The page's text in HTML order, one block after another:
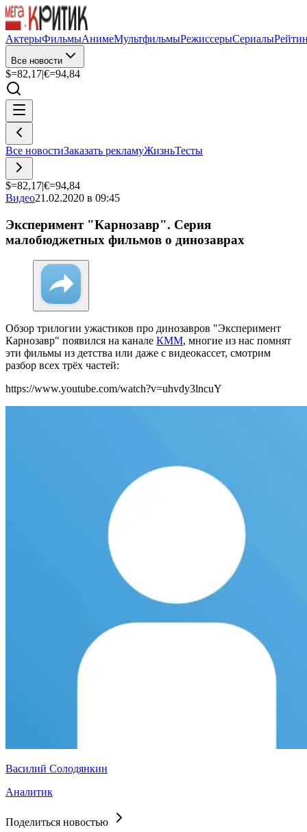
АктерыФильмыАнимеМультфильмыРежиссерыСериалы
Все новости
$=82,17|€=94,84
Все новостиЗаказать рекламуЖизньТесты
$=82,17|€=94,84
Видео21.02.2020 в 09:45
Эксперимент "Карнозавр". Серия
малобюджетных фильмов о динозаврах
Обзор трилогии ужастиков про динозавров "Эксперимент
Карнозавр" появился на канале КММ, многие из нас помнят
эти фильмы из детства или даже с видеокассет, смотрим
разбор всех трёх частей:
https://www.youtube.com/watch?v=uhvdy3lncuY
Василий Солодянкин
Аналитик
Поделиться новостью